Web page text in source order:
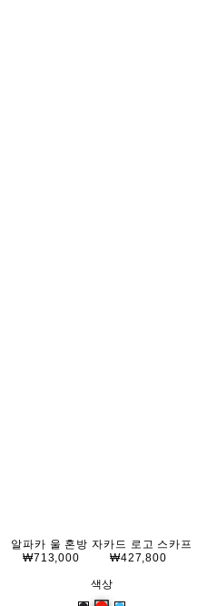
알파카 울 혼방 자카드 로고 스카프
₩713,000
₩427,800
색상